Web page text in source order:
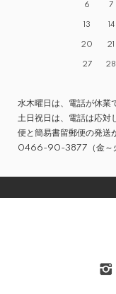
6 7
13 14
20 21
27 28
水木曜日は、電話が休業
土日祝日は、電話は応対
便と簡易書留郵便の発送
0466-90-3877（金～